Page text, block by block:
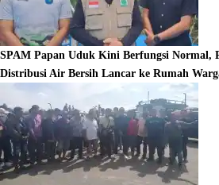
SPAM Papan Uduk Kini Berfungsi Normal,
Distribusi Air Bersih Lancar ke Rumah